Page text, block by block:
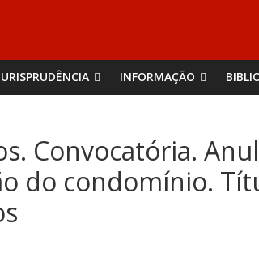
INFORMAÇÃO
Convocatória.
do condomínio.